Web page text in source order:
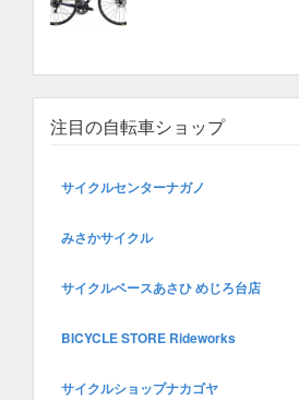
注目の自転車ショップ
サイクルセンターナガノ
みさかサイクル
サイクルベースあさひ めじろ台店
BICYCLE STORE Rideworks
サイクルショップナカゴヤ